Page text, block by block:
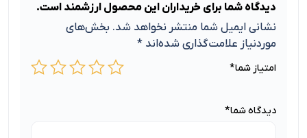
دیدگاه شما برای خریداران این محصول ارزشمند است.
نشانی ایمیل شما منتشر نخواهد شد. بخش‌های
موردنیاز علامت‌گذاری شده‌اند *
امتیاز شما*
دیدگاه شما*